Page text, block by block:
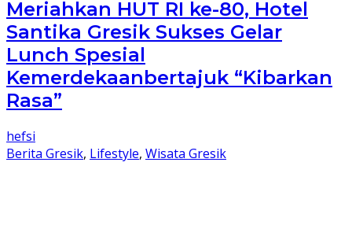
Meriahkan HUT RI ke-80, Hotel
Santika Gresik Sukses Gelar
Lunch Spesial
Kemerdekaanbertajuk “Kibarkan
Rasa”
hefsi
Berita Gresik, Lifestyle, Wisata Gresik